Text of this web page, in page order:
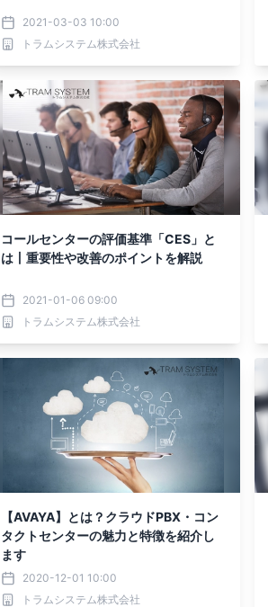
2021-03-03 10:00
トラムシステム株式会社
コールセンターの評価基準「CES」と
は丨重要性や改善のポイントを解説
2021-01-06 09:00
トラムシステム株式会社
【AVAYA】とは？クラウドPBX・コン
タクトセンターの魅力と特徴を紹介し
ます
2020-12-01 10:00
トラムシステム株式会社